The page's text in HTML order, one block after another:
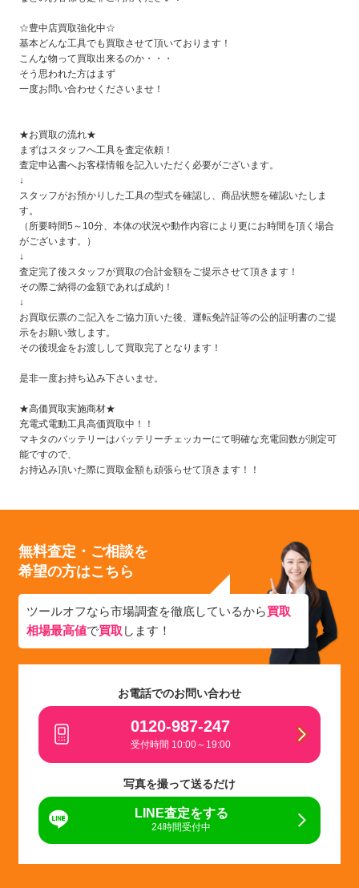
☆豊中店買取強化中☆
基本どんな工具でも買取させて頂いております！
こんな物って買取出来るのか・・・
そう思われた方はまず
一度お問い合わせくださいませ！
★お買取の流れ★
まずはスタッフへ工具を査定依頼！
査定申込書へお客様情報を記入いただく必要がございます。
↓
スタッフがお預かりした工具の型式を確認し、商品状態を確認いたしま
す。
（所要時間5～10分、本体の状況や動作内容により更にお時間を頂く場合
がございます。）
↓
査定完了後スタッフが買取の合計金額をご提示させて頂きます！
その際ご納得の金額であれば成約！
↓
お買取伝票のご記入をご協力頂いた後、運転免許証等の公的証明書のご提
示をお願い致します。
その後現金をお渡しして買取完了となります！
是非一度お持ち込み下さいませ。
★高価買取実施商材★
充電式電動工具高価買取中！！
マキタのバッテリーはバッテリーチェッカーにて明確な充電回数が測定可
能ですので、
お持込み頂いた際に買取金額も頑張らせて頂きます！！
無料査定・ご相談を
希望の方はこちら
ツールオフなら市場調査を徹底しているから買取
相場最高値で買取 します！
お電話でのお問い合わせ
0120-987-247
受付時間 10:00～19:00
写真を撮って送るだけ
LINE査定をする
24時間受付中